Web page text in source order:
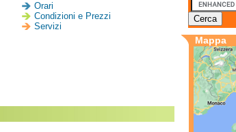
Orari
Condizioni e Prezzi
Servizi
Mappa